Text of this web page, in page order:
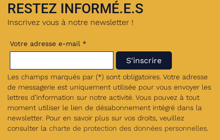
RESTEZ INFORMÉ.E.S
Inscrivez vous à notre newsletter !
Votre adresse e-mail *
Les champs marqués par (*) sont obligatoires. Votre adresse
de messagerie est uniquement utilisée pour vous envoyer les
lettres d’information sur notre activité. Vous pouvez à tout
moment utiliser le lien de désabonnement intégré dans la
newsletter. Pour en savoir plus sur vos droits, veuillez
consulter la charte de protection des données personnelles